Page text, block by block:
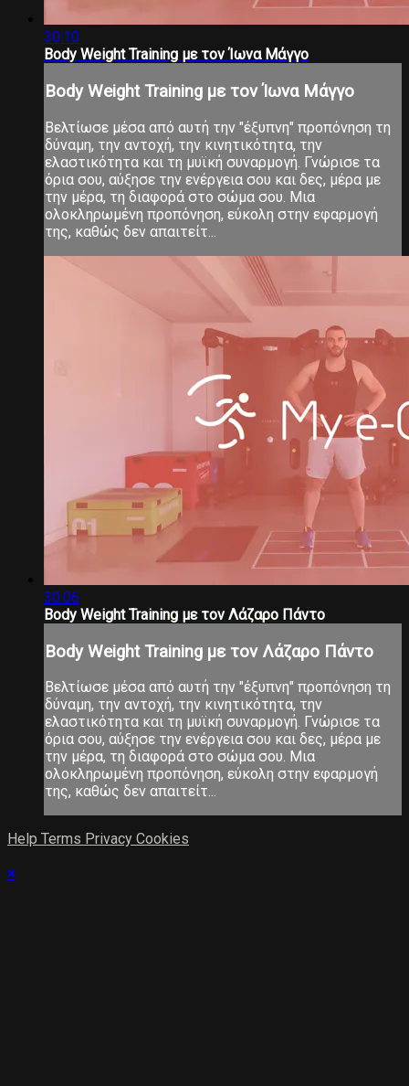
30:10
Body Weight Training με τον Ίωνα Μάγγο
Body Weight Training με τον Ίωνα Μάγγο
Βελτίωσε μέσα από αυτή την "έξυπνη" προπόνηση τη
δύναμη, την αντοχή, την κινητικότητα, την
ελαστικότητα και τη μυϊκή συναρμογή. Γνώρισε τα
όρια σου, αύξησε την ενέργεια σου και δες, μέρα με
την μέρα, τη διαφορά στο σώμα σου. Μια
ολοκληρωμένη προπόνηση, εύκολη στην εφαρμογή
της, καθώς δεν απαιτείτ...
30:06
Body Weight Training με τον Λάζαρο Πάντο
Body Weight Training με τον Λάζαρο Πάντο
Βελτίωσε μέσα από αυτή την "έξυπνη" προπόνηση τη
δύναμη, την αντοχή, την κινητικότητα, την
ελαστικότητα και τη μυϊκή συναρμογή. Γνώρισε τα
όρια σου, αύξησε την ενέργεια σου και δες, μέρα με
την μέρα, τη διαφορά στο σώμα σου. Μια
ολοκληρωμένη προπόνηση, εύκολη στην εφαρμογή
της, καθώς δεν απαιτείτ...
Help Terms Privacy Cookies
×